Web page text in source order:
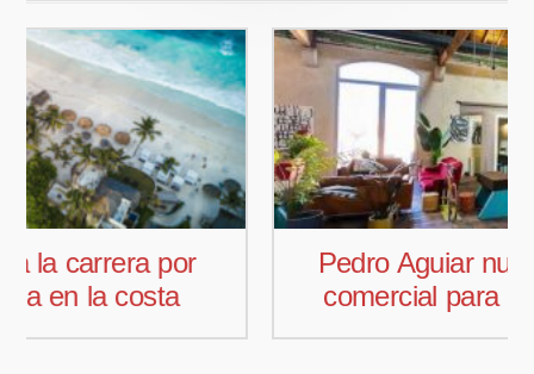
Pedro Aguiar nuevo responsable
comercial para Offcoustic Iberia